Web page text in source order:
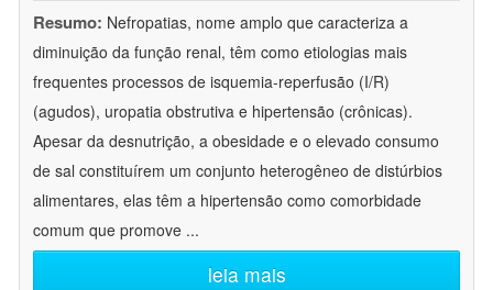
Resumo: Nefropatias, nome amplo que caracteriza a
diminuição da função renal, têm como etiologias mais
frequentes processos de isquemia-reperfusão (I/R)
(agudos), uropatia obstrutiva e hipertensão (crônicas).
Apesar da desnutrição, a obesidade e o elevado consumo
de sal constituírem um conjunto heterogêneo de distúrbios
alimentares, elas têm a hipertensão como comorbidade
comum que promove ...
leia mais